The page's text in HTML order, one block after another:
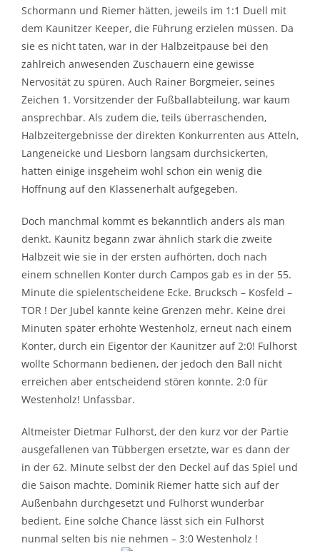
Schormann und Riemer hätten, jeweils im 1:1 Duell mit
dem Kaunitzer Keeper, die Führung erzielen müssen. Da
sie es nicht taten, war in der Halbzeitpause bei den
zahlreich anwesenden Zuschauern eine gewisse
Nervosität zu spüren. Auch Rainer Borgmeier, seines
Zeichen 1. Vorsitzender der Fußballabteilung, war kaum
ansprechbar. Als zudem die, teils überraschenden,
Halbzeitergebnisse der direkten Konkurrenten aus Atteln,
Langeneicke und Liesborn langsam durchsickerten,
hatten einige insgeheim wohl schon ein wenig die
Hoffnung auf den Klassenerhalt aufgegeben.
Doch manchmal kommt es bekanntlich anders als man
denkt. Kaunitz begann zwar ähnlich stark die zweite
Halbzeit wie sie in der ersten aufhörten, doch nach
einem schnellen Konter durch Campos gab es in der 55.
Minute die spielentscheidene Ecke. Brucksch – Kosfeld –
TOR ! Der Jubel kannte keine Grenzen mehr. Keine drei
Minuten später erhöhte Westenholz, erneut nach einem
Konter, durch ein Eigentor der Kaunitzer auf 2:0! Fulhorst
wollte Schormann bedienen, der jedoch den Ball nicht
erreichen aber entscheidend stören konnte. 2:0 für
Westenholz! Unfassbar.
Altmeister Dietmar Fulhorst, der den kurz vor der Partie
ausgefallenen van Tübbergen ersetzte, war es dann der
in der 62. Minute selbst der den Deckel auf das Spiel und
die Saison machte. Dominik Riemer hatte sich auf der
Außenbahn durchgesetzt und Fulhorst wunderbar
bedient. Eine solche Chance lässt sich ein Fulhorst
nunmal selten bis nie nehmen – 3:0 Westenholz !